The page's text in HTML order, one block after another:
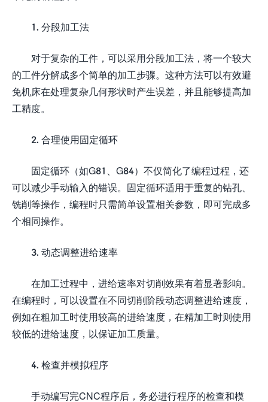
1. 分段加工法
对于复杂的工件，可以采用分段加工法，将一个较大
的工件分解成多个简单的加工步骤。这种方法可以有效避
免机床在处理复杂几何形状时产生误差，并且能够提高加
工精度。
2. 合理使用固定循环
固定循环（如G81、G84）不仅简化了编程过程，还
可以减少手动输入的错误。固定循环适用于重复的钻孔、
铣削等操作，编程时只需简单设置相关参数，即可完成多
个相同操作。
3. 动态调整进给速率
在加工过程中，进给速率对切削效果有着显著影响。
在编程时，可以设置在不同切削阶段动态调整进给速度，
例如在粗加工时使用较高的进给速度，在精加工时则使用
较低的进给速度，以保证加工质量。
4. 检查并模拟程序
手动编写完CNC程序后，务必进行程序的检查和模